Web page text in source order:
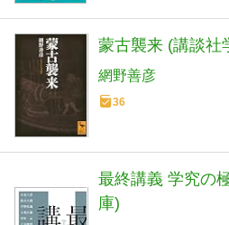
蒙古襲来 (講談社
網野善彦
36
最終講義 学究の
庫)